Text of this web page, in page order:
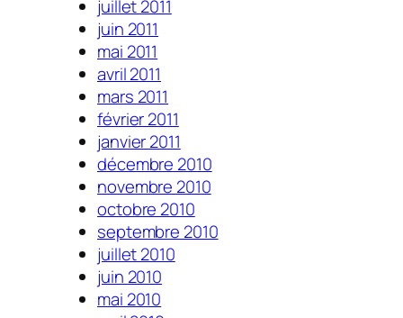
juillet 2011
juin 2011
mai 2011
avril 2011
mars 2011
février 2011
janvier 2011
décembre 2010
novembre 2010
octobre 2010
septembre 2010
juillet 2010
juin 2010
mai 2010